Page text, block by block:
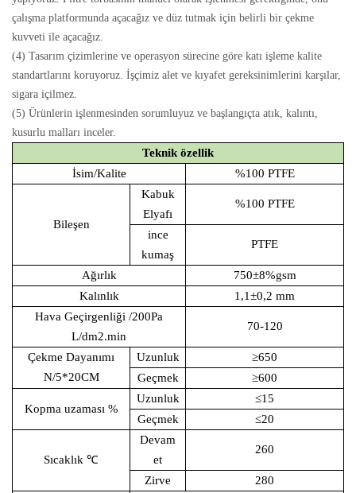
çalışma platformunda açacağız ve düz tutmak için belirli bir çekme
kuvveti ile açacağız.
(4) Tasarım çizimlerine ve operasyon sürecine göre katı işleme kalite
standartlarını koruyoruz. İşçimiz alet ve kıyafet gereksinimlerini karşılar,
sigara içilmez.
(5) Ürünlerin işlenmesinden sorumluyuz ve başlangıçta atık, kalıntı,
kusurlu malları inceler.
Teknik özellik
İsim/Kalite
%100 PTFE
Bileşen
Kabuk
Elyafı
%100 PTFE
ince
kumaş
PTFE
Ağırlık
750±8%gsm
Kalınlık
1,1±0,2 mm
Hava Geçirgenliği /200Pa
L/dm2.min
70-120
Çekme Dayanımı
N/5*20CM
Uzunluk
≥650
Geçmek
≥600
Kopma uzaması %
Uzunluk
≤15
Geçmek
≤20
Sıcaklık ℃
Devam
et
260
Zirve 280